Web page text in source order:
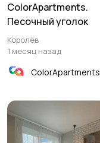
ColorApartments.
Песочный уголок
Королёв
1 месяц назад
ColorApartments